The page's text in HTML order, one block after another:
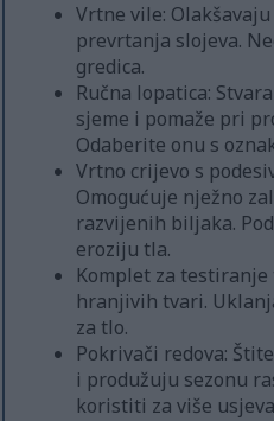
Vrtne vile:
prevrtanja slojeva.
gredica.
Ručna lopatica:
sjeme i pomaže pri
Odaberite onu s
Vrtno crijevo s
Omogućuje nježno
razvijenih biljaka.
eroziju tla.
Komplet za
hranjivih tvari.
za tlo.
Pokrivači redova:
i produžuju sezonu
koristiti za više